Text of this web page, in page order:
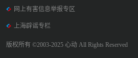
网上有害信息举报专区
上海辟谣专栏
版权所有 ©2003-2025 心动 All Rights Reserved